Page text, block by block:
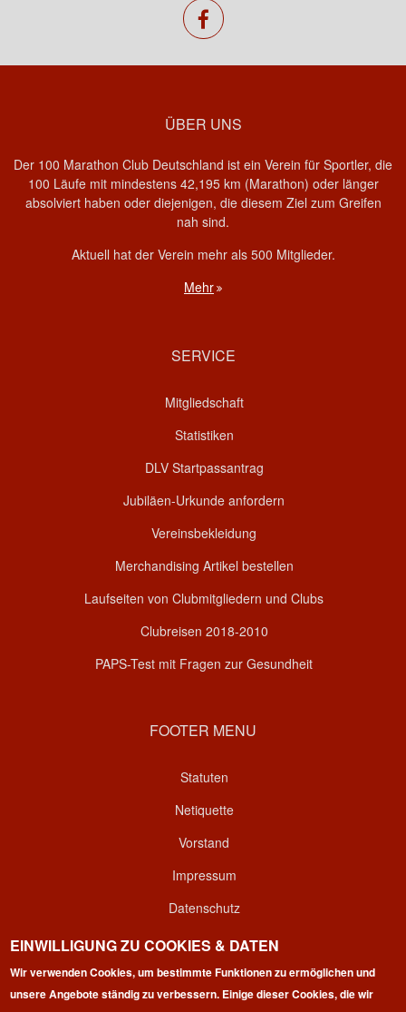
facebook
ÜBER UNS
Der 100 Marathon Club Deutschland ist ein Verein für Sportler, die
100 Läufe mit mindestens 42,195 km (Marathon) oder länger
absolviert haben oder diejenigen, die diesem Ziel zum Greifen
nah sind.
Aktuell hat der Verein mehr als 500 Mitglieder.
Mehr
SERVICE
Mitgliedschaft
Statistiken
DLV Startpassantrag
Jubiläen-Urkunde anfordern
Vereinsbekleidung
Merchandising Artikel bestellen
Laufseiten von Clubmitgliedern und Clubs
Clubreisen 2018-2010
PAPS-Test mit Fragen zur Gesundheit
FOOTER MENU
Statuten
Netiquette
Vorstand
Impressum
Datenschutz
Kontakt
Login
EINWILLIGUNG ZU COOKIES & DATEN
Wir verwenden Cookies, um bestimmte Funktionen zu ermöglichen und
unsere Angebote ständig zu verbessern. Einige dieser Cookies, die wir